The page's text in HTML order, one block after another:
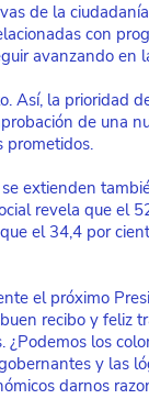
de la
con
avanzando en
Así, la prioridad
de una
prometidos.
extienden
revela que el
el 34,4 por
el próximo
recibo y feliz
¿Podemos los
y las
darnos